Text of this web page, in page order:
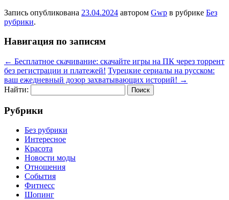
Запись опубликована 23.04.2024 автором Gwp в рубрике Без
рубрики.
Навигация по записям
← Бесплатное скачивание: скачайте игры на ПК через торрент
без регистрации и платежей! Турецкие сериалы на русском:
ваш ежедневный дозор захватывающих историй! →
Найти:
Рубрики
Без рубрики
Интересное
Красота
Новости моды
Отношения
События
Фитнесс
Шопинг